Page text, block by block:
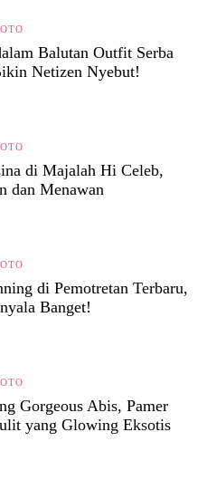
Balutan Outfit Serba
Netizen Nyebut!
di Majalah Hi Celeb,
dan Menawan
di Pemotretan Terbaru,
Banget!
Gorgeous Abis, Pamer
yang Glowing Eksotis